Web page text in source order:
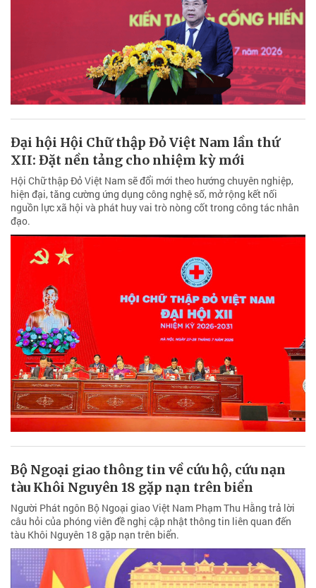
Đại hội Hội Chữ thập Đỏ Việt Nam lần thứ
XII: Đặt nền tảng cho nhiệm kỳ mới
Hội Chữ thập Đỏ Việt Nam sẽ đổi mới theo hướng chuyên nghiệp,
hiện đại, tăng cường ứng dụng công nghệ số, mở rộng kết nối
nguồn lực xã hội và phát huy vai trò nòng cốt trong công tác nhân
đạo.
Bộ Ngoại giao thông tin về cứu hộ, cứu nạn
tàu Khôi Nguyên 18 gặp nạn trên biển
Người Phát ngôn Bộ Ngoại giao Việt Nam Phạm Thu Hằng trả lời
câu hỏi của phóng viên đề nghị cập nhật thông tin liên quan đến
tàu Khôi Nguyên 18 gặp nạn trên biển.